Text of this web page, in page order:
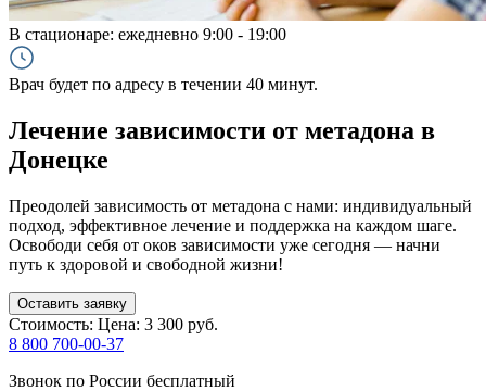
В стационаре: ежедневно 9:00 - 19:00
Врач будет по адресу в течении 40 минут.
Лечение зависимости от метадона в
Донецке
Преодолей зависимость от метадона с нами: индивидуальный
подход, эффективное лечение и поддержка на каждом шаге.
Освободи себя от оков зависимости уже сегодня — начни
путь к здоровой и свободной жизни!
Оставить заявку
Стоимость: Цена: 3 300 руб.
8 800 700-00-37
Звонок по России бесплатный